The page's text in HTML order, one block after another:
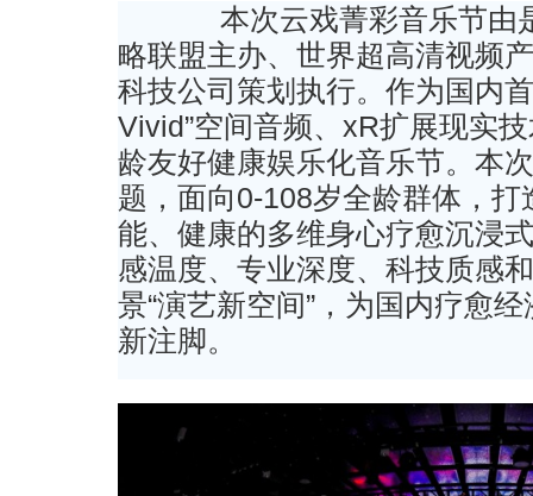
本次云戏菁彩音乐节由
略联盟主办、世界超高清视频
科技公司策划执行。作为国内
Vivid”空间音频、xR扩展现实
龄友好健康娱乐化音乐节。本
题，面向0-108岁全龄群体，
能、健康的多维身心疗愈沉浸
感温度、专业深度、科技质感
景“演艺新空间”，为国内疗愈
新注脚。